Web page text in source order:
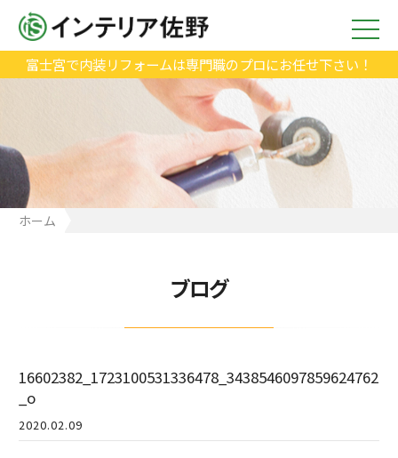
富士宮で内装リフォームは専門職のプロにお任せ下さい！
ホーム
ブログ
16602382_1723100531336478_3438546097859624762
_o
2020.02.09